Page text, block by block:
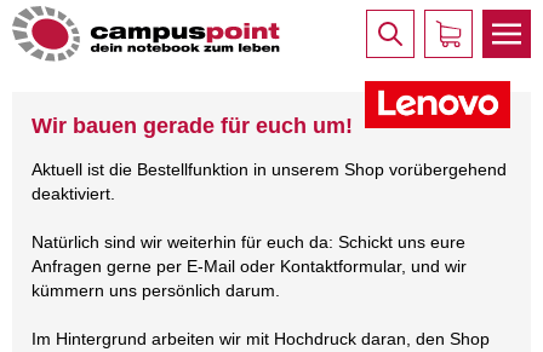
Wir bauen gerade für euch um!
Aktuell ist die Bestellfunktion in unserem Shop vorübergehend
deaktiviert.
Natürlich sind wir weiterhin für euch da: Schickt uns eure
Anfragen gerne per E-Mail oder Kontaktformular, und wir
kümmern uns persönlich darum.
Im Hintergrund arbeiten wir mit Hochdruck daran, den Shop